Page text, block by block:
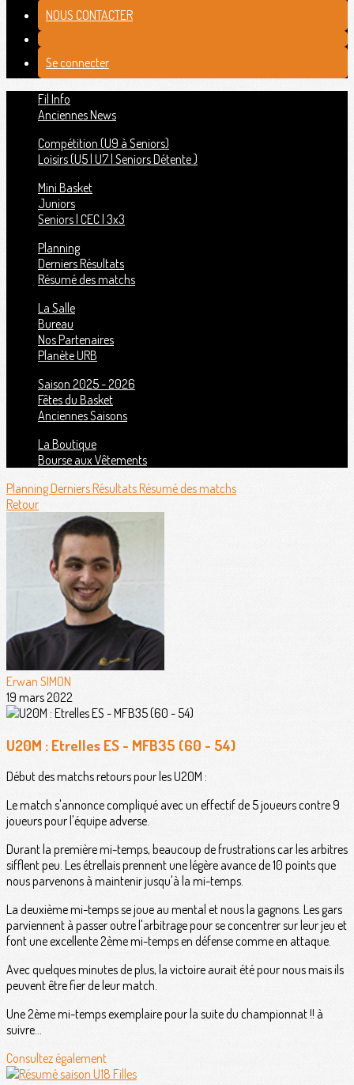
NOUS CONTACTER
Se connecter
Fil Info
Anciennes News
Compétition (U9 à Seniors)
Loisirs (U5 | U7 | Seniors Détente )
Mini Basket
Juniors
Seniors | CEC | 3x3
Planning
Derniers Résultats
Résumé des matchs
La Salle
Bureau
Nos Partenaires
Planète URB
Saison 2025 - 2026
Fêtes du Basket
Anciennes Saisons
La Boutique
Bourse aux Vêtements
PlanningDerniers RésultatsRésumé des matchs
Retour
Erwan SIMON
19 mars 2022
U20M : Etrelles ES - MFB35 (60 - 54)
Début des matchs retours pour les U20M :
Le match s'annonce compliqué avec un effectif de 5 joueurs contre 9
joueurs pour l'équipe adverse.
Durant la première mi-temps, beaucoup de frustrations car les arbitres
sifflent peu. Les étrellais prennent une légère avance de 10 points que
nous parvenons à maintenir jusqu'à la mi-temps.
La deuxième mi-temps se joue au mental et nous la gagnons. Les gars
parviennent à passer outre l'arbitrage pour se concentrer sur leur jeu et
font une excellente 2ème mi-temps en défense comme en attaque.
Avec quelques minutes de plus, la victoire aurait été pour nous mais ils
peuvent être fier de leur match.
Une 2ème mi-temps exemplaire pour la suite du championnat !! à
suivre…
Consultez également